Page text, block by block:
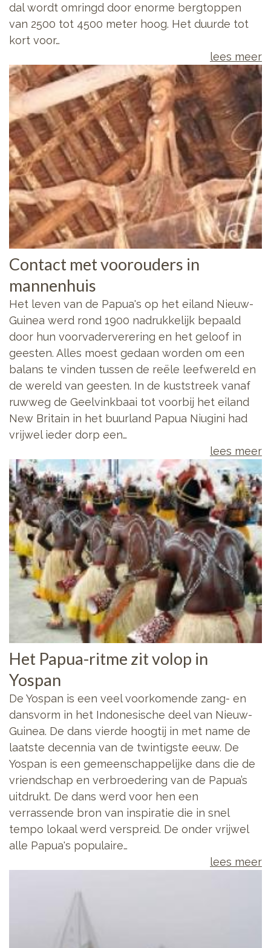
dal wordt omringd door enorme bergtoppen
van 2500 tot 4500 meter hoog. Het duurde tot
kort voor…
lees meer
Contact met voorouders in
mannenhuis
Het leven van de Papua's op het eiland Nieuw-
Guinea werd rond 1900 nadrukkelijk bepaald
door hun voorvaderverering en het geloof in
geesten. Alles moest gedaan worden om een
balans te vinden tussen de reële leefwereld en
de wereld van geesten. In de kuststreek vanaf
ruwweg de Geelvinkbaai tot voorbij het eiland
New Britain in het buurland Papua Niugini had
vrijwel ieder dorp een…
lees meer
Het Papua-ritme zit volop in
Yospan
De Yospan is een veel voorkomende zang- en
dansvorm in het Indonesische deel van Nieuw-
Guinea. De dans vierde hoogtij in met name de
laatste decennia van de twintigste eeuw. De
Yospan is een gemeenschappelijke dans die de
vriendschap en verbroedering van de Papua’s
uitdrukt. De dans werd voor hen een
verrassende bron van inspiratie die in snel
tempo lokaal werd verspreid. De onder vrijwel
alle Papua's populaire…
lees meer